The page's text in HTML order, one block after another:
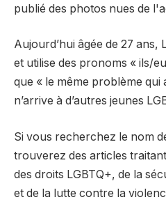
publié des photos nues de
Aujourd’hui âgée de 27 ans,
et utilise des pronoms « ils/
que « le même problème qui
n’arrive à d’autres jeunes
Si vous recherchez le nom
trouverez des articles
des droits LGBTQ+, de la
et de la lutte contre la